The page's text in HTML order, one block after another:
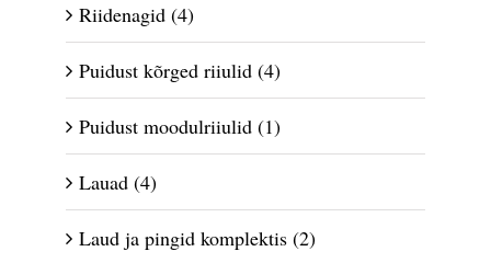
Riidenagid (4)
Puidust kõrged riiulid (4)
Puidust moodulriiulid (1)
Lauad (4)
Laud ja pingid komplektis (2)